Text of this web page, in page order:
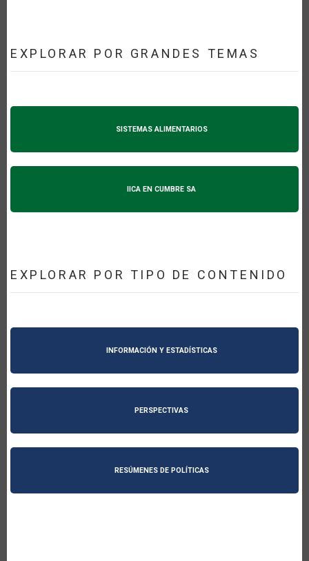
EXPLORAR POR GRANDES TEMAS
SISTEMAS ALIMENTARIOS
IICA EN CUMBRE SA
EXPLORAR POR TIPO DE CONTENIDO
INFORMACIÓN Y ESTADÍSTICAS
PERSPECTIVAS
RESÚMENES DE POLÍTICAS